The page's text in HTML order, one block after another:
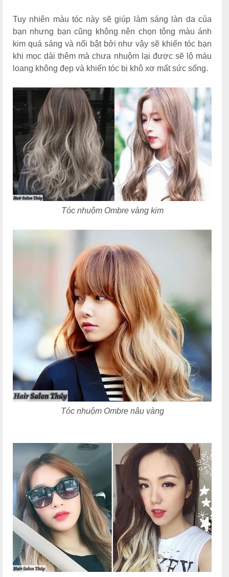
Tuy nhiên màu tóc này sẽ giúp làm sáng làn da của
bạn nhưng bạn cũng không nên chọn tông màu ánh
kim quá sáng và nổi bật bởi như vậy sẽ khiến tóc bạn
khi mọc dài thêm mà chưa nhuộm lại được sẽ lộ màu
loang không đẹp và khiến tóc bị khô xơ mất sức sống.
Tóc nhuộm Ombre vàng kim
Tóc nhuộm Ombre nâu vàng